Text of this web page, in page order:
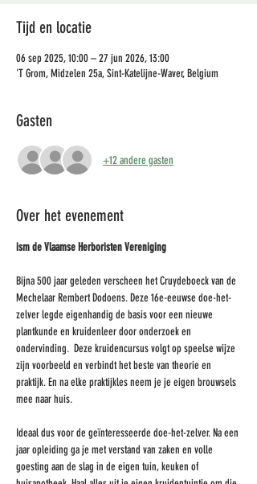
Tijd en locatie
06 sep 2025, 10:00 – 27 jun 2026, 13:00
'T Grom, Midzelen 25a, Sint-Katelijne-Waver, Belgium
Gasten
+12 andere gasten
Over het evenement
ism de Vlaamse Herboristen Vereniging
Bijna 500 jaar geleden verscheen het Cruydeboeck van de
Mechelaar Rembert Dodoens. Deze 16e-eeuwse doe-het-
zelver legde eigenhandig de basis voor een nieuwe
plantkunde en kruidenleer door onderzoek en
ondervinding.  Deze kruidencursus volgt op speelse wijze
zijn voorbeeld en verbindt het beste van theorie en
praktijk. En na elke praktijkles neem je je eigen brouwsels
mee naar huis.
Ideaal dus voor de geïnteresseerde doe-het-zelver. Na een
jaar opleiding ga je met verstand van zaken en volle
goesting aan de slag in de eigen tuin, keuken of